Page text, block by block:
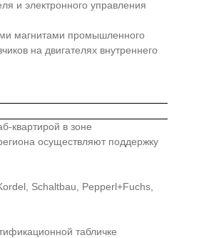
и электронного управления
магнитами промышленного
на двигателях внутреннего
квартирой в зоне
осуществляют поддержку
Schaltbau, Pepperl+Fuchs,
табличке